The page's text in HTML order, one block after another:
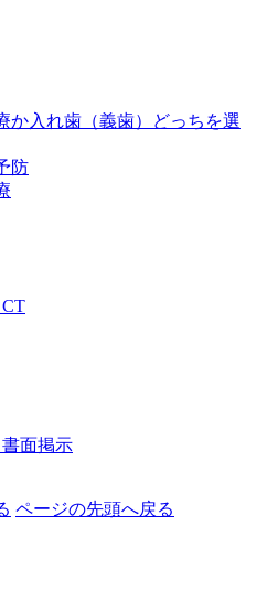
か入れ歯（義歯）どっちを選
防
面掲示
ページの先頭へ戻る